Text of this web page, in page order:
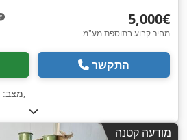
‏5,000 ‏€
מחיר קבוע בתוספת מע"מ
התקשר
מצב:,
מודעה קטנה